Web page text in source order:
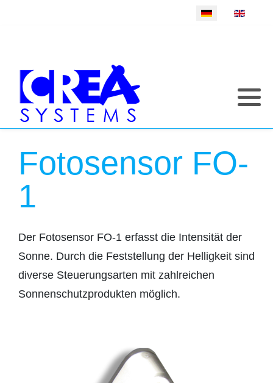
Sprache auswählen
Fotosensor FO-
1
Der Fotosensor FO-1 erfasst die Intensität der
Sonne. Durch die Feststellung der Helligkeit sind
diverse Steuerungsarten mit zahlreichen
Sonnenschutzprodukten möglich.